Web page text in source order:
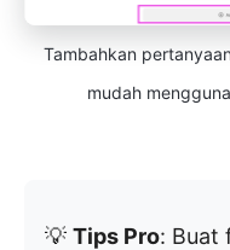
Tambahkan
mudah
💡 Tips Pro: Buat